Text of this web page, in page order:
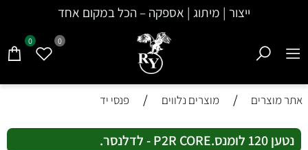
ייצור | מיתוג | אספקה – הכל במקום אחד
0 0
אתר מוצרים / מוצרים נלווים / פנסי יד
נטען 120 לומנס.P2R CORE - לדלנסר.